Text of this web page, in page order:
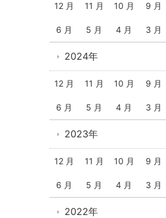
12 月 11 月 10 月 9 月
6 月 5 月 4 月 3 月
2024年
12 月 11 月 10 月 9 月
6 月 5 月 4 月 3 月
2023年
12 月 11 月 10 月 9 月
6 月 5 月 4 月 3 月
2022年